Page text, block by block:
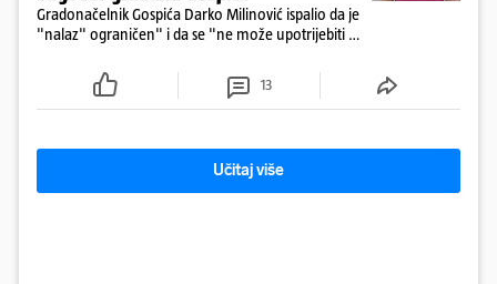
Gradonačelnik Gospića Darko Milinović ispalio da je
"nalaz" ograničen" i da se "ne može upotrijebiti za
ga je naručio Uskok i da je dio spisa
13
Učitaj više